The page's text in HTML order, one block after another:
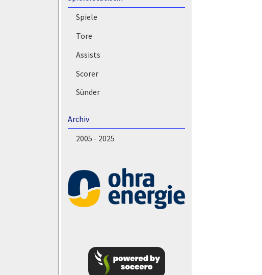
Spiele
Tore
Assists
Scorer
Sünder
Archiv
2005 - 2025